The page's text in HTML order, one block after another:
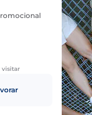
visitar